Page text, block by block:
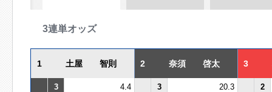
3連単オッズ
1 土屋 智則 2 奈須 啓太 3
3 4.4 3 20.3
2